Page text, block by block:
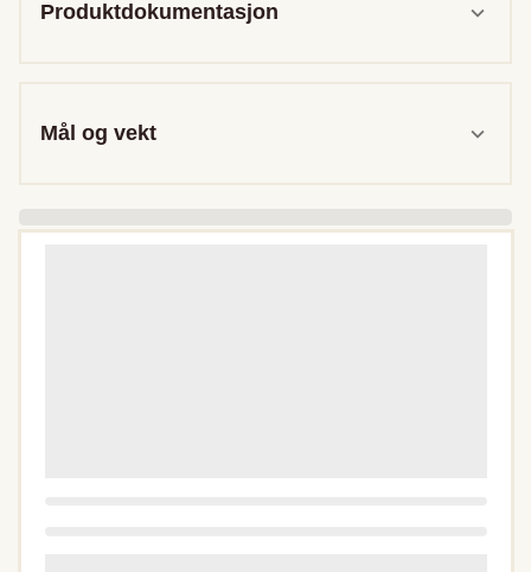
Produktdokumentasjon
Mål og vekt